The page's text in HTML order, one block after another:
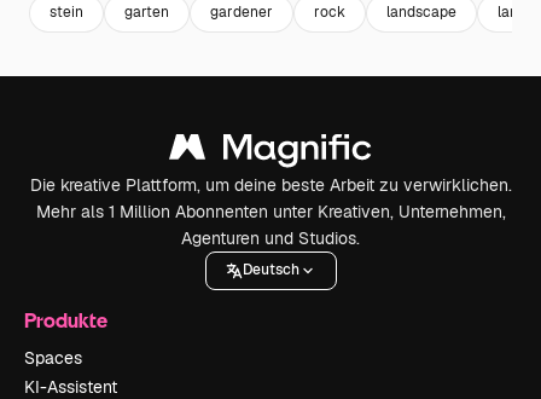
stein garten gardener rock landscape
Die kreative Plattform, um deine beste Arbeit zu verwirklichen.
Mehr als 1 Million Abonnenten unter Kreativen, Unternehmen,
Agenturen und Studios.
Deutsch
Produkte
Spaces
KI-Assistent